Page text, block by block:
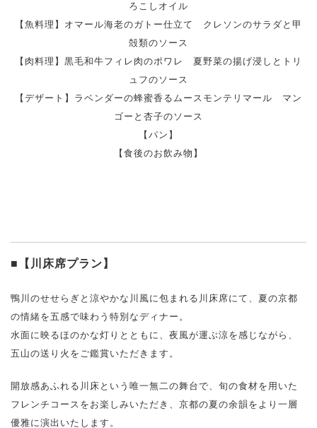
ろこしオイル
【魚料理】オマール海老のガトー仕立て クレソンのサラダと甲
殻類のソース
【肉料理】黒毛和牛フィレ肉のポワレ 夏野菜の揚げ浸しとトリ
ュフのソース
【デザート】ラベンダーの蜂蜜香るムースモンテリマール マン
ゴーと杏子のソース
【パン】
【食後のお飲み物】
■【川床席プラン】
鴨川のせせらぎと涼やかな川風に包まれる川床席にて、夏の京都
の情緒を五感で味わう特別なディナー。
水面に映るほのかな灯りとともに、夜風が運ぶ涼を感じながら、
五山の送り火をご鑑賞いただきます。
開放感あふれる川床という唯一無二の舞台で、旬の食材を用いた
フレンチコースをお楽しみいただき、京都の夏の余韻をより一層
優雅に演出いたします。